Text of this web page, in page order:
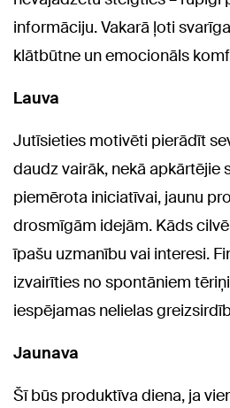
informāciju. Vakarā ļoti
klātbūtne un emocionāls
Lauva
Jutīsieties motivēti pierādīt
daudz vairāk, nekā apkārtējie
piemērota iniciatīvai, jaunu
drosmīgām idejām. Kāds
īpašu uzmanību vai interesi.
izvairīties no spontāniem
iespējamas nelielas
Jaunava
Šī būs produktīva diena, ja